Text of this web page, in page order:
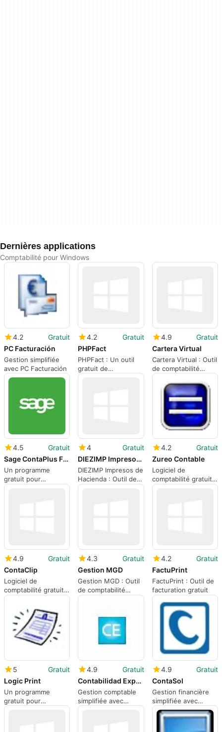
Dernières applications
Comptabilité pour Windows
4.2
Gratuit
PC Facturación
Gestion simplifiée
avec PC Facturación
4.2
Gratuit
PHPFact
PHPFact : Un outil
gratuit de
comptabilité
4.9
Gratuit
Cartera Virtual
Cartera Virtual : Outil
de comptabilité
gratuit
4.5
Gratuit
Sage ContaPlus Flex
Un programme
gratuit pour
Windows, par Sage.
4
Gratuit
DIEZIMP Impresos de Hacienda
DIEZIMP Impresos de
Hacienda : Outil de
comptabilité gratuit
4.2
Gratuit
Zureo Contable
Logiciel de
comptabilité gratuit
pour Windows
4.9
Gratuit
ContaClip
Logiciel de
comptabilité gratuit
pour Windows
4.3
Gratuit
Gestion MGD
Gestion MGD : Outil
de comptabilité
gratuit
4.2
Gratuit
FactuPrint
FactuPrint : Outil de
facturation gratuit
5
Gratuit
Logic Print
Un programme
gratuit pour
Windows, par Logic
4.9
Gratuit
Contabilidad Express
Gestion comptable
simplifiée avec
Contabilidad Express
4.9
Gratuit
ContaSol
Gestion financière
simplifiée avec
ContaSol